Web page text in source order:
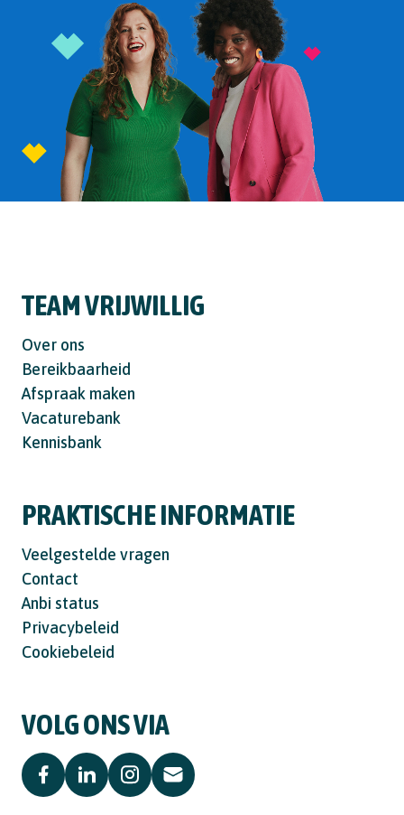
TEAM VRIJWILLIG
Over ons
Bereikbaarheid
Afspraak maken
Vacaturebank
Kennisbank
PRAKTISCHE INFORMATIE
Veelgestelde vragen
Contact
Anbi status
Privacybeleid
Cookiebeleid
VOLG ONS VIA